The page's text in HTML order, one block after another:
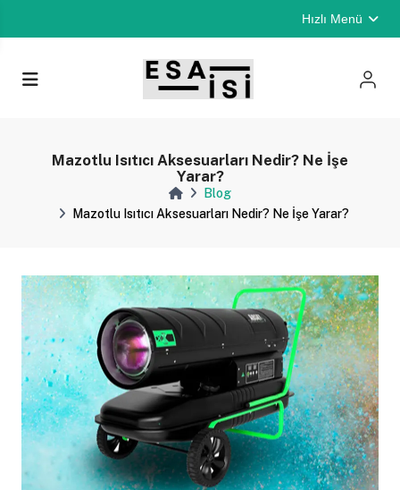
Hızlı Menü
Mazotlu Isıtıcı Aksesuarları Nedir? Ne İşe
Yarar?
Blog
Mazotlu Isıtıcı Aksesuarları Nedir? Ne İşe Yarar?